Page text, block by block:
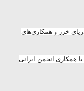
خزر و همکاری‌های
همکاری انجمن ایرانی